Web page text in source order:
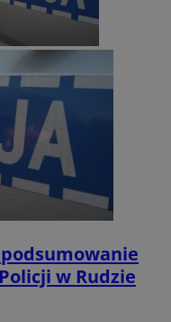
w Rudzie